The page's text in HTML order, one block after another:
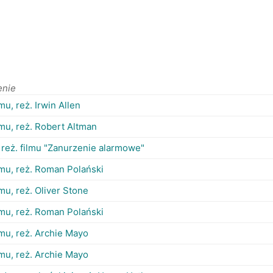
reż. Irwin Allen
reż. Robert Altman
filmu "Zanurzenie alarmowe"
reż. Roman Polański
reż. Oliver Stone
reż. Roman Polański
reż. Archie Mayo
reż. Archie Mayo